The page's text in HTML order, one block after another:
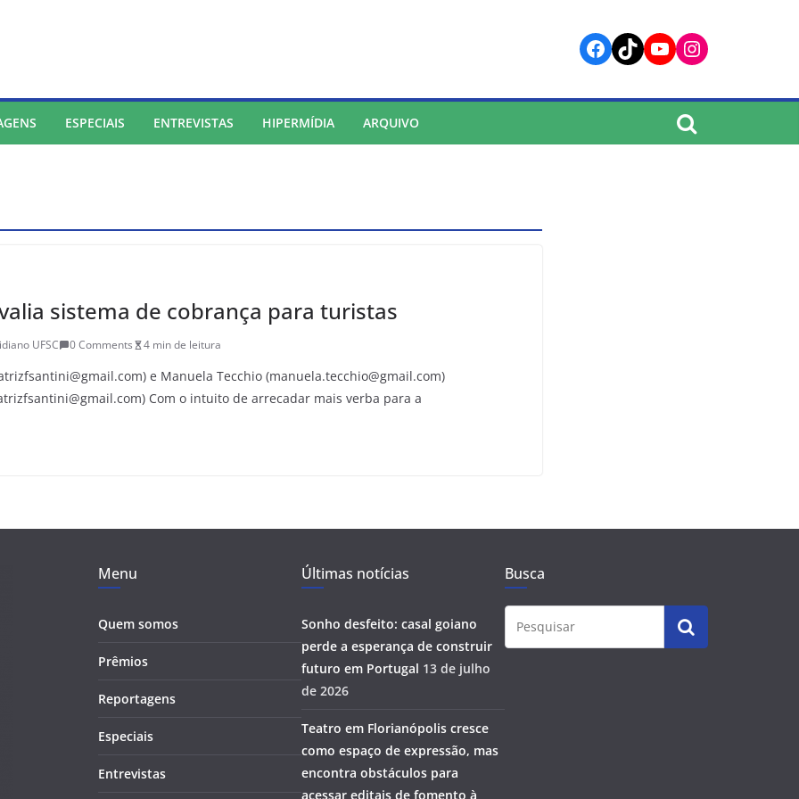
Facebook
TikTokYouTube
Instagram
ESPECIAIS ENTREVISTAS HIPERMÍDIA ARQUIVO
sistema de cobrança para turistas
UFSC 0 Comments 4 min de leitura
e Manuela Tecchio (manuela.tecchio@gmail.com)
Com o intuito de arrecadar mais verba para a
Menu
Quem somos
Prêmios
Reportagens
Especiais
Entrevistas
Últimas notícias
Sonho desfeito: casal goiano
perde a esperança de construir
futuro em Portugal 13 de julho
de 2026
Teatro em Florianópolis cresce
como espaço de expressão, mas
encontra obstáculos para
acessar editais de fomento à
Busca